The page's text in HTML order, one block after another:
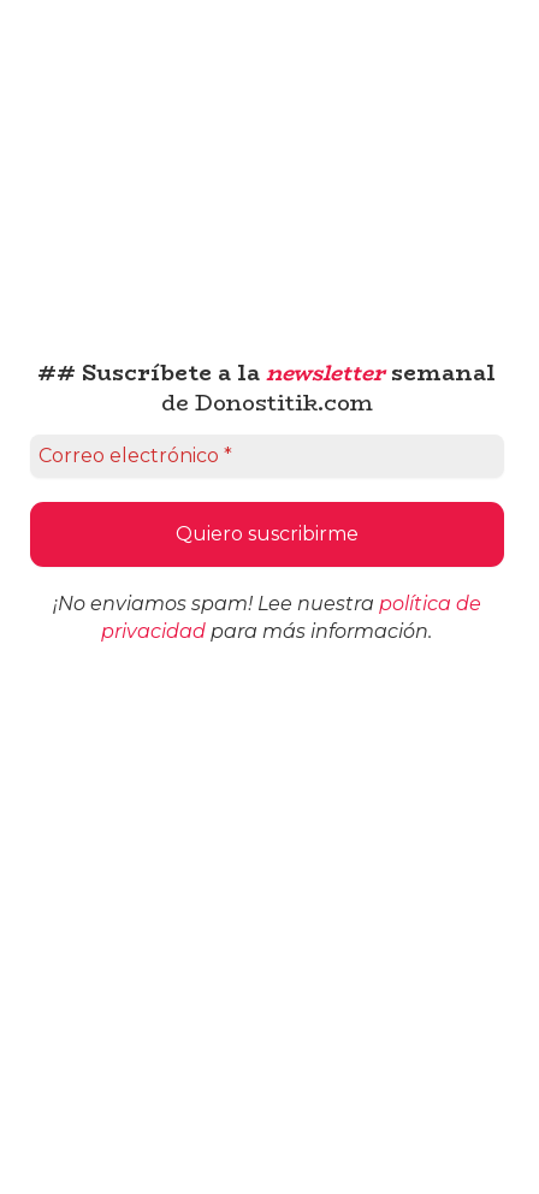
## Suscríbete a lanewslettersemanal
de Donostitik.com
¡No enviamos spam! Lee nuestra política de
privacidad para más información.